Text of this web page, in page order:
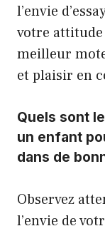
l’envie
votre
meilleur
et plaisir en
Quels sont
un enfant
dans de
Observez
l’envie de